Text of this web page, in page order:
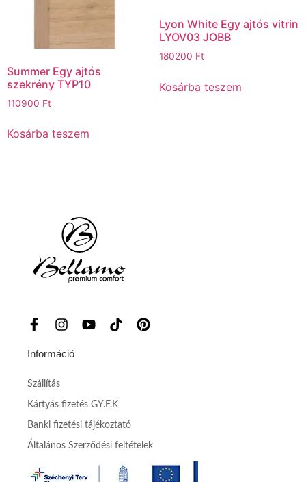
Summer Egy ajtós
szekrény TYP10
110900 Ft
Kosárba teszem
Lyon White Egy ajtós vitrin
LYOV03 JOBB
180200 Ft
Kosárba teszem
Információ
Szállítás
Kártyás fizetés GY.F.K
Banki fizetési tájékoztató
Általános Szerződési feltételek